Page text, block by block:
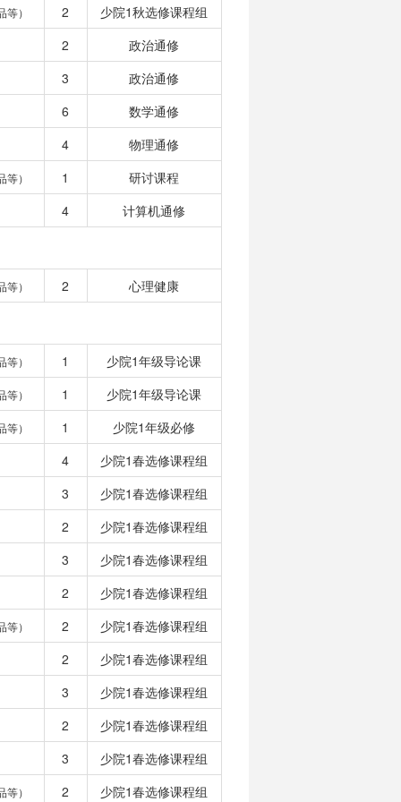
） 2
少院1秋选修课程组
2
政治通修
3
政治通修
6
数学通修
4
物理通修
） 1
研讨课程
4
计算机通修
） 2 心理健康
） 1 少院1年级导论课
） 1 少院1年级导论课
） 1
少院1年级必修
4
少院1春选修课程组
3
少院1春选修课程组
2
少院1春选修课程组
3
少院1春选修课程组
2
少院1春选修课程组
） 2
少院1春选修课程组
2
少院1春选修课程组
3
少院1春选修课程组
2
少院1春选修课程组
3
少院1春选修课程组
） 2 少院1春选修课程组